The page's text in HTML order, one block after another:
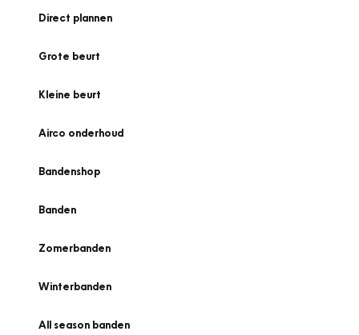
Direct plannen
Grote beurt
Kleine beurt
Airco onderhoud
Bandenshop
Banden
Zomerbanden
Winterbanden
All season banden